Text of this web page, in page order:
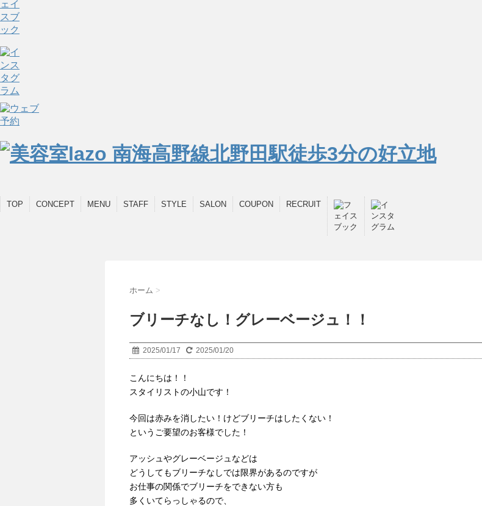
TOP CONCEPT MENU STAFF STYLE SALON COUPON RECRUIT
ホーム >
ブリーチなし！グレーベージュ！！
2025/01/17 2025/01/20
こんにちは！！
スタイリストの小山です！
今回は赤みを消したい！けどブリーチはしたくない！
というご要望のお客様でした！
アッシュやグレーベージュなどは
どうしてもブリーチなしでは限界があるのですが
お仕事の関係でブリーチをできない方も
多くいてらっしゃるので、